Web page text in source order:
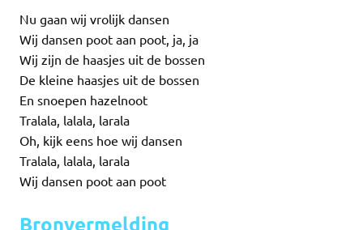
Nu gaan wij vrolijk dansen
Wij dansen poot aan poot, ja, ja
Wij zijn de haasjes uit de bossen
De kleine haasjes uit de bossen
En snoepen hazelnoot
Tralala, lalala, larala
Oh, kijk eens hoe wij dansen
Tralala, lalala, larala
Wij dansen poot aan poot
Bronvermelding